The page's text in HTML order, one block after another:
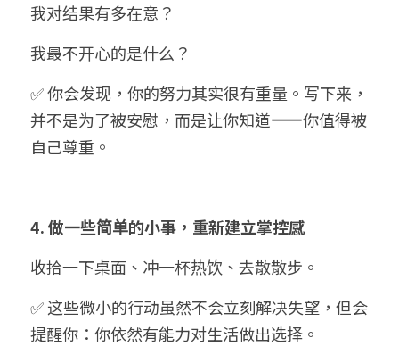
我对结果有多在意？
我最不开心的是什么？
✅ 你会发现，你的努力其实很有重量。写下来，
并不是为了被安慰，而是让你知道——你值得被
自己尊重。
4. 做一些简单的小事，重新建立掌控感
收拾一下桌面、冲一杯热饮、去散散步。
✅ 这些微小的行动虽然不会立刻解决失望，但会
提醒你：你依然有能力对生活做出选择。